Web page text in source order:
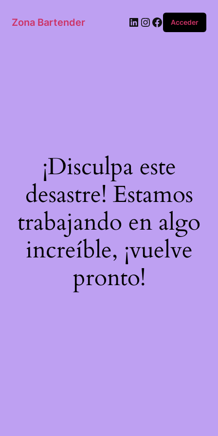
Zona Bartender Acceder
¡Disculpa este
desastre! Estamos
trabajando en algo
increíble, ¡vuelve
pronto!